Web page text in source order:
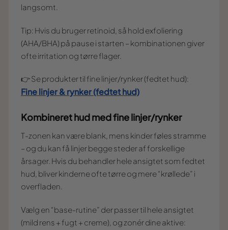
langsomt.
Tip: Hvis du bruger retinoid, så hold exfoliering
(AHA/BHA) på pause i starten – kombinationen giver
ofte irritation og tørre flager.
👉 Se produkter til fine linjer/rynker (fedtet hud):
Fine linjer & rynker (fedtet hud)
Kombineret hud med fine linjer/rynker
T-zonen kan være blank, mens kinder føles stramme
– og du kan få linjer begge steder af forskellige
årsager. Hvis du behandler hele ansigtet som fedtet
hud, bliver kinderne ofte tørre og mere “krøllede” i
overfladen.
Vælg en “base-rutine” der passer til hele ansigtet
(mild rens + fugt + creme), og zonér dine aktive: